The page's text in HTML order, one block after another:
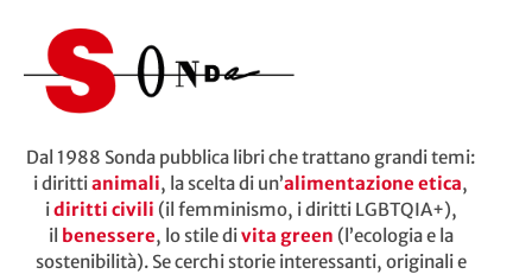
Dal 1988 Sonda pubblica libri che trattano grandi temi:
i dirittianimali, la scelta di un’alimentazione etica,
idiritti civili (il femminismo, i diritti LGBTQIA+),
il benessere, lo stile divita green (l’ecologia e la
sostenibilità). Se cerchi storie interessanti, originali e